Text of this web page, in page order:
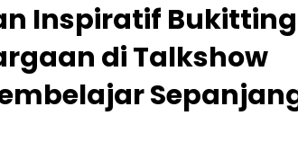
Inspiratif
di Talkshow